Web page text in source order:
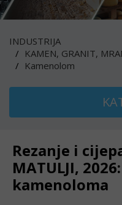
INDUSTRIJA
KAMEN, GRANIT,
Kamenolom
Rezanje i
MATULJI,
kamenoloma